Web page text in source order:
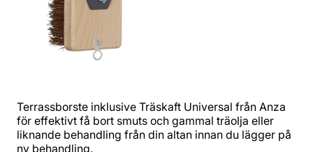
Terrassborste inklusive Träskaft Universal från Anza
för effektivt få bort smuts och gammal träolja eller
liknande behandling från din altan innan du lägger på
ny behandling.